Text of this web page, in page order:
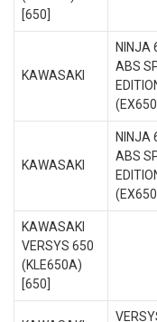
[650]
KAWASAKI
NINJA
ABS
KAWASAKI
NINJA
ABS
KAWASAKI
VERSYS 650
(KLE650A)
[650]